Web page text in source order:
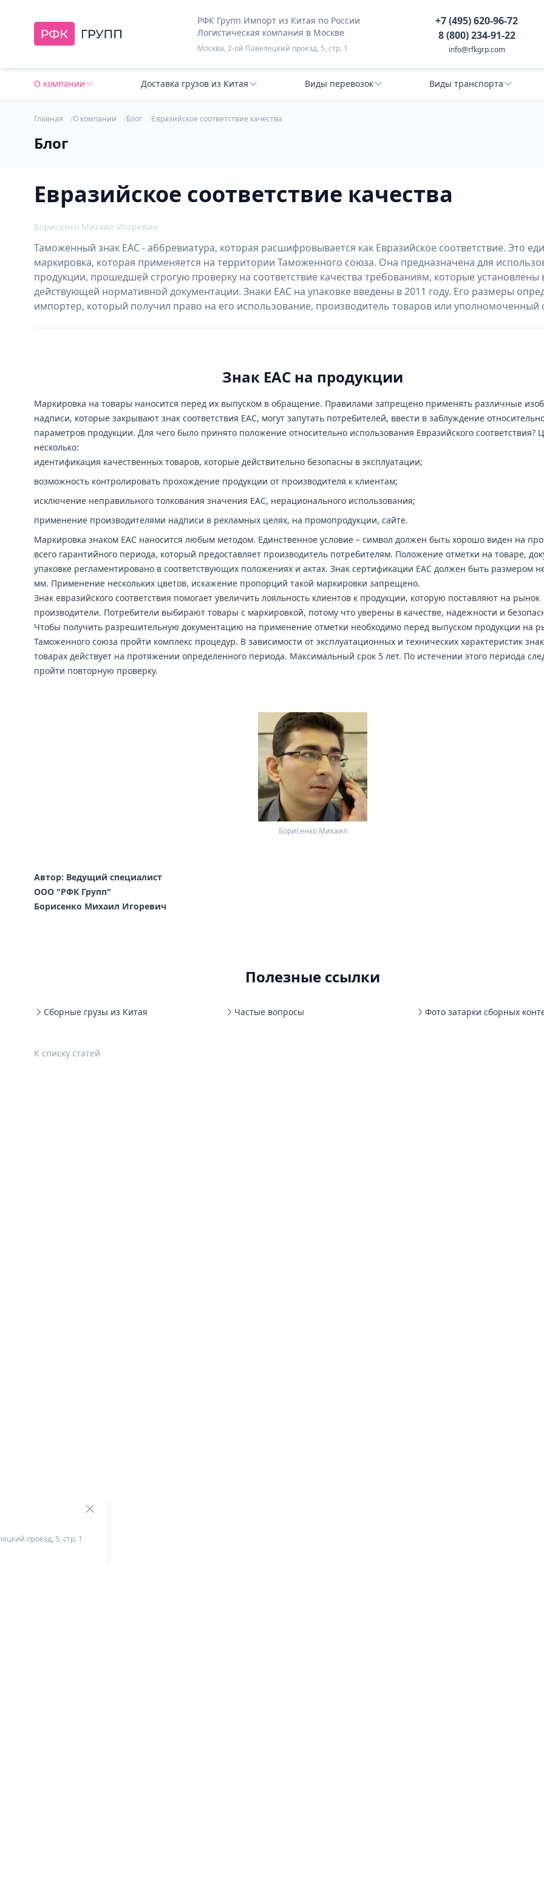
РФК Групп Импорт из Китая по России
Логистическая компания в Москве
Москва, 2-ой Павелецкий проезд, 5, стр. 1
+7 (495) 620-96-72
8 (800) 234-91-22
info@rfkgrp.com
О компании Доставка грузов из Китая Виды перевозок Виды транспорта
Главная О компании Блог Евразийское соответствие качества
Блог
Евразийское соответствие качества
Борисенко Михаил Игоревич
Таможенный знак ЕАС - аббревиатура, которая расшифровывается как Евразийское соответствие. Это
маркировка, которая применяется на территории Таможенного союза. Она предназначена для
продукции, прошедшей строгую проверку на соответствие качества требованиям, которые установлены
действующей нормативной документации. Знаки ЕАС на упаковке введены в 2011 году. Его размеры
импортер, который получил право на его использование, производитель товаров или уполномоченный
Знак ЕАС на продукции
Маркировка на товары наносится перед их выпуском в обращение. Правилами запрещено применять различные
надписи, которые закрывают знак соответствия ЕАС, могут запутать потребителей, ввести в заблуждение
параметров продукции. Для чего было принято положение относительно использования Евразийского соответствия?
несколько:
идентификация качественных товаров, которые действительно безопасны в эксплуатации;
возможность контролировать прохождение продукции от производителя к клиентам;
исключение неправильного толкования значения ЕАС, нерационального использования;
применение производителями надписи в рекламных целях, на промопродукции, сайте.
Маркировка знаком ЕАС наносится любым методом. Единственное условие – символ должен быть хорошо виден на
всего гарантийного периода, который предоставляет производитель потребителям. Положение отметки на товаре,
упаковке регламентировано в соответствующих положениях и актах. Знак сертификации ЕАС должен быть размером
мм. Применение нескольких цветов, искажение пропорций такой маркировки запрещено.
Знак евразийского соответствия помогает увеличить лояльность клиентов к продукции, которую поставляют на рынок
производители. Потребители выбирают товары с маркировкой, потому что уверены в качестве, надежности и
Чтобы получить разрешительную документацию на применение отметки необходимо перед выпуском продукции на
Таможенного союза пройти комплекс процедур. В зависимости от эксплуатационных и технических характеристик
товарах действует на протяжении определенного периода. Максимальный срок 5 лет. По истечении этого периода
пройти повторную проверку.
Борисенко Михаил
Автор: Ведущий специалист
ООО "РФК Групп"
Борисенко Михаил Игоревич
Полезные ссылки
Сборные грузы из Китая Частые вопросы Фото затарки сборных
К списку статей
проезд, 5, стр. 1